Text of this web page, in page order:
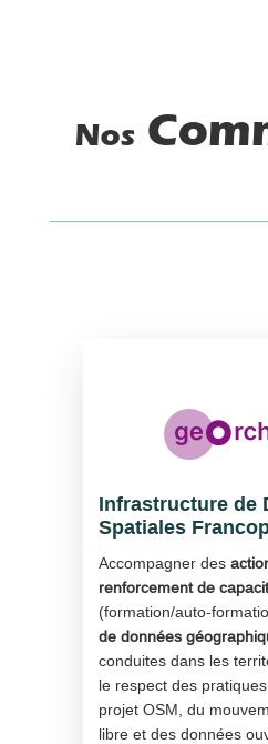
Nos
Infrastructure de
Spatiales
Accompagner des
renforcement de
(formation/auto-
de données
conduites dans les
le respect des
projet OSM, du
libre et des données